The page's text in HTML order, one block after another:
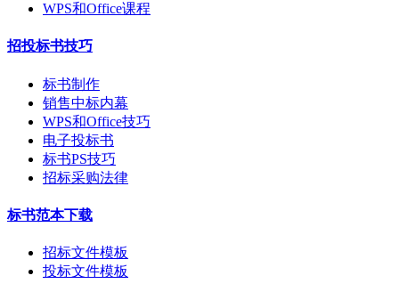
WPS和Office课程
招投标书技巧
标书制作
销售中标内幕
WPS和Office技巧
电子投标书
标书PS技巧
招标采购法律
标书范本下载
招标文件模板
投标文件模板